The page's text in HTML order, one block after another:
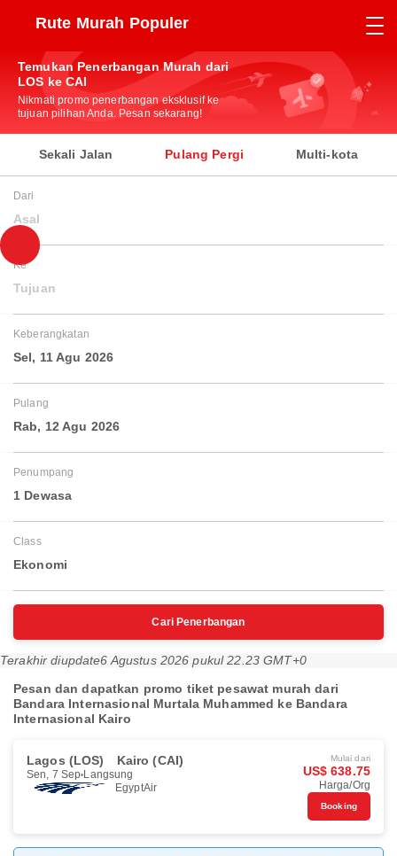
Rute Murah Populer
Temukan Penerbangan Murah dari
LOS ke CAI
Nikmati promo penerbangan eksklusif ke
tujuan pilihan Anda. Pesan sekarang!
Sekali Jalan Pulang Pergi Multi-kota
Dari
Asal
Ke
Tujuan
Keberangkatan
Sel, 11 Agu 2026
Pulang
Rab, 12 Agu 2026
Penumpang
1 Dewasa
Class
Ekonomi
Cari Penerbangan
Terakhir diupdate6 Agustus 2026 pukul 22.23 GMT+0
Pesan dan dapatkan promo tiket pesawat murah dari
Bandara Internasional Murtala Muhammed ke Bandara
Internasional Kairo
Lagos (LOS) Kairo (CAI)
Sen, 7 Sep Langsung
EgyptAir
Mulai dari
US$ 638.75
Harga/Org
Booking